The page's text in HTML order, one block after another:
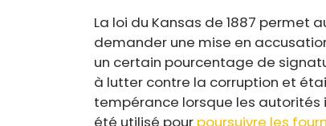
La loi du Kansas de 1887 permet
demander une mise en
un certain pourcentage de
à lutter contre la corruption et
tempérance lorsque les autorités
été utilisé pour poursuivre les